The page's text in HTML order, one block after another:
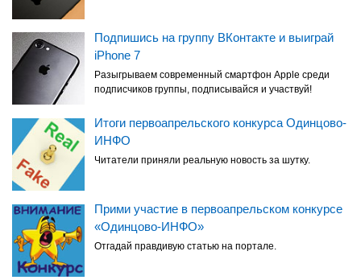
Подпишись на группу ВКонтакте и выиграй
iPhone 7
Разыгрываем современный смартфон Apple среди
подписчиков группы, подписывайся и участвуй!
Итоги первоапрельского конкурса Одинцово-
ИНФО
Читатели приняли реальную новость за шутку.
Прими участие в первоапрельском конкурсе
«Одинцово-ИНФО»
Отгадай правдивую статью на портале.